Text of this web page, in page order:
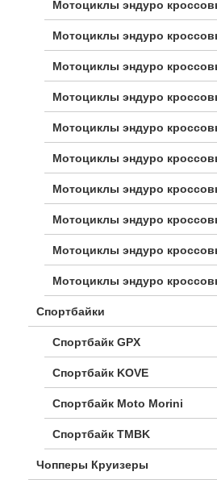
Мотоциклы эндуро
Мотоциклы эндуро
Мотоциклы эндуро
Мотоциклы эндуро
Мотоциклы эндуро
Мотоциклы эндуро
Мотоциклы эндуро
Мотоциклы эндуро
Мотоциклы эндуро
Мотоциклы эндуро
Спортбайки
Спортбайк GPX
Спортбайк KOVE
Спортбайк Moto Morini
Спортбайк TMBK
Чопперы Круизеры